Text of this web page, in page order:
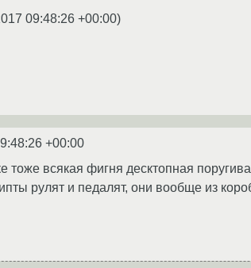
09:48:26 +00:00)
+00:00
тоже всякая фигня десктопная
рулят и педалят, они вообще из